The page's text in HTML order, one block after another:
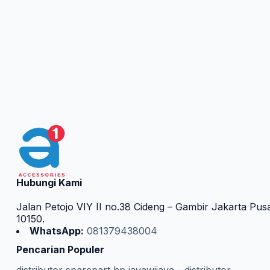
Hubungi Kami
Jalan Petojo VIY II no.38 Cideng – Gambir Jakarta
10150.
WhatsApp: 081379438004
Pencarian Populer